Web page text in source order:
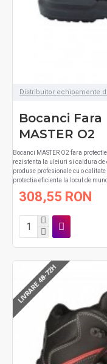
Distribuitor echipamente
Bocanci
MASTER O2
Bocanci MASTER O2 fara
rezistenta la uleiuri si caldura de
produse profesionale cu o
protectia eficienta la locul de
308,55 RON
LIVRARE 48-72H